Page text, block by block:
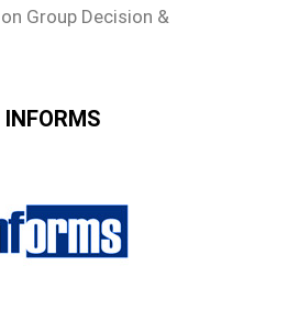
Group Decision &
INFORMS